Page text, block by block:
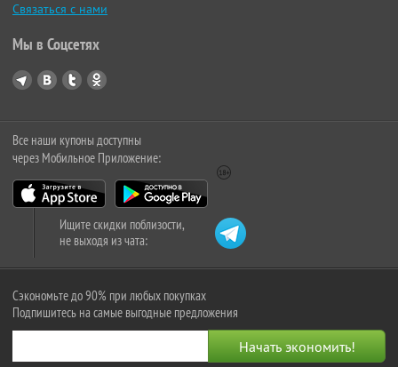
Связаться с нами
Мы в Соцсетях
Все наши купоны доступны
через Мобильное Приложение:
Ищите скидки поблизости,
не выходя из чата:
Сэкономьте до 90% при любых покупках
Подпишитесь на самые выгодные предложения